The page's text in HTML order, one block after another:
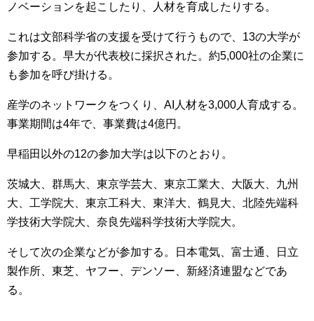
ノベーションを起こしたり、人材を育成したりする。
これは文部科学省の支援を受けて行うもので、13の大学が
参加する。早大が代表校に採択された。約5,000社の企業に
も参加を呼び掛ける。
産学のネットワークをつくり、AI人材を3,000人育成する。
事業期間は4年で、事業費は4億円。
早稲田以外の12の参加大学は以下のとおり。
茨城大、群馬大、東京学芸大、東京工業大、大阪大、九州
大、工学院大、東京工科大、東洋大、鶴見大、北陸先端科
学技術大学院大、奈良先端科学技術大学院大。
そして次の企業などが参加する。
日本電気、富士通、日立
製作所、東芝、ヤフー、デンソー、新経済連盟などであ
る。